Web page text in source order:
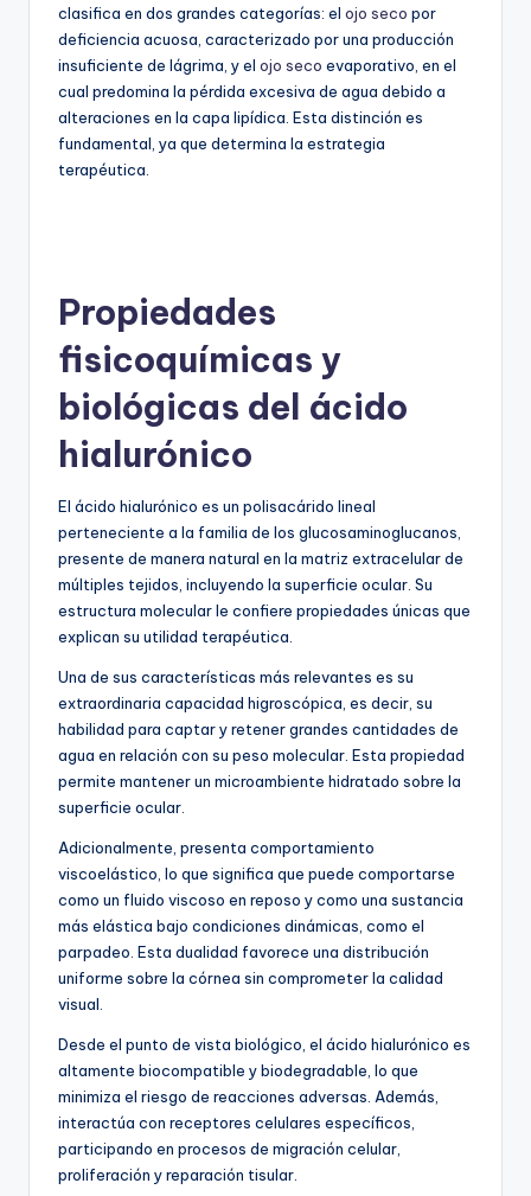
clasifica en dos grandes categorías: el ojo seco por
deficiencia acuosa, caracterizado por una producción
insuficiente de lágrima, y el ojo seco evaporativo, en el
cual predomina la pérdida excesiva de agua debido a
alteraciones en la capa lipídica. Esta distinción es
fundamental, ya que determina la estrategia
terapéutica.
Propiedades
fisicoquímicas y
biológicas del ácido
hialurónico
El ácido hialurónico es un polisacárido lineal
perteneciente a la familia de los glucosaminoglucanos,
presente de manera natural en la matriz extracelular de
múltiples tejidos, incluyendo la superficie ocular. Su
estructura molecular le confiere propiedades únicas que
explican su utilidad terapéutica.
Una de sus características más relevantes es su
extraordinaria capacidad higroscópica, es decir, su
habilidad para captar y retener grandes cantidades de
agua en relación con su peso molecular. Esta propiedad
permite mantener un microambiente hidratado sobre la
superficie ocular.
Adicionalmente, presenta comportamiento
viscoelástico, lo que significa que puede comportarse
como un fluido viscoso en reposo y como una sustancia
más elástica bajo condiciones dinámicas, como el
parpadeo. Esta dualidad favorece una distribución
uniforme sobre la córnea sin comprometer la calidad
visual.
Desde el punto de vista biológico, el ácido hialurónico es
altamente biocompatible y biodegradable, lo que
minimiza el riesgo de reacciones adversas. Además,
interactúa con receptores celulares específicos,
participando en procesos de migración celular,
proliferación y reparación tisular.